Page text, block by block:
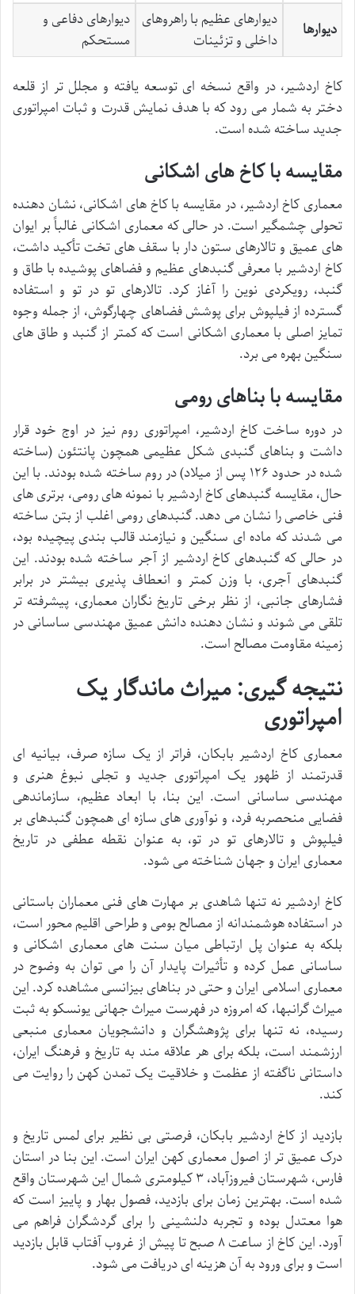
دیوارها
دیوارهای عظیم با راهروهای
داخلی و تزئینات
دیوارهای دفاعی و
مستحکم
کاخ اردشیر، در واقع نسخه ای توسعه یافته و مجلل تر از قلعه
دختر به شمار می رود که با هدف نمایش قدرت و ثبات امپراتوری
جدید ساخته شده است.
مقایسه با کاخ های اشکانی
معماری کاخ اردشیر، در مقایسه با کاخ های اشکانی، نشان دهنده
تحولی چشمگیر است. در حالی که معماری اشکانی غالباً بر ایوان
های عمیق و تالارهای ستون دار با سقف های تخت تأکید داشت،
کاخ اردشیر با معرفی گنبدهای عظیم و فضاهای پوشیده با طاق و
گنبد، رویکردی نوین را آغاز کرد. تالارهای تو در تو و استفاده
گسترده از فیلپوش برای پوشش فضاهای چهارگوش، از جمله وجوه
تمایز اصلی با معماری اشکانی است که کمتر از گنبد و طاق های
سنگین بهره می برد.
مقایسه با بناهای رومی
در دوره ساخت کاخ اردشیر، امپراتوری روم نیز در اوج خود قرار
داشت و بناهای گنبدی شکل عظیمی همچون پانتئون (ساخته
شده در حدود ۱۲۶ پس از میلاد) در روم ساخته شده بودند. با این
حال، مقایسه گنبدهای کاخ اردشیر با نمونه های رومی، برتری های
فنی خاصی را نشان می دهد. گنبدهای رومی اغلب از بتن ساخته
می شدند که ماده ای سنگین و نیازمند قالب بندی پیچیده بود،
در حالی که گنبدهای کاخ اردشیر از آجر ساخته شده بودند. این
گنبدهای آجری، با وزن کمتر و انعطاف پذیری بیشتر در برابر
فشارهای جانبی، از نظر برخی تاریخ نگاران معماری، پیشرفته تر
تلقی می شوند و نشان دهنده دانش عمیق مهندسی ساسانی در
زمینه مقاومت مصالح است.
نتیجه گیری: میراث ماندگار یک
امپراتوری
معماری کاخ اردشیر بابکان، فراتر از یک سازه صرف، بیانیه ای
قدرتمند از ظهور یک امپراتوری جدید و تجلی نبوغ هنری و
مهندسی ساسانی است. این بنا، با ابعاد عظیم، سازماندهی
فضایی منحصربه فرد، و نوآوری های سازه ای همچون گنبدهای بر
فیلپوش و تالارهای تو در تو، به عنوان نقطه عطفی در تاریخ
معماری ایران و جهان شناخته می شود.
کاخ اردشیر نه تنها شاهدی بر مهارت های فنی معماران باستانی
در استفاده هوشمندانه از مصالح بومی و طراحی اقلیم محور است،
بلکه به عنوان پل ارتباطی میان سنت های معماری اشکانی و
ساسانی عمل کرده و تأثیرات پایدار آن را می توان به وضوح در
معماری اسلامی ایران و حتی در بناهای بیزانسی مشاهده کرد. این
میراث گرانبها، که امروزه در فهرست میراث جهانی یونسکو به ثبت
رسیده، نه تنها برای پژوهشگران و دانشجویان معماری منبعی
ارزشمند است، بلکه برای هر علاقه مند به تاریخ و فرهنگ ایران،
داستانی ناگفته از عظمت و خلاقیت یک تمدن کهن را روایت می
کند.
بازدید از کاخ اردشیر بابکان، فرصتی بی نظیر برای لمس تاریخ و
درک عمیق تر از اصول معماری کهن ایران است. این بنا در استان
فارس، شهرستان فیروزآباد، ۳ کیلومتری شمال این شهرستان واقع
شده است. بهترین زمان برای بازدید، فصول بهار و پاییز است که
هوا معتدل بوده و تجربه دلنشینی را برای گردشگران فراهم می
آورد. این کاخ از ساعت ۸ صبح تا پیش از غروب آفتاب قابل بازدید
است و برای ورود به آن هزینه ای دریافت می شود.